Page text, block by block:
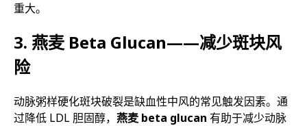
重大。
3. 燕麦 Beta Glucan——减少斑块风
险
动脉粥样硬化斑块破裂是缺血性中风的常见触发因素。通
过降低 LDL 胆固醇， 燕麦 beta glucan 有助于减少动脉